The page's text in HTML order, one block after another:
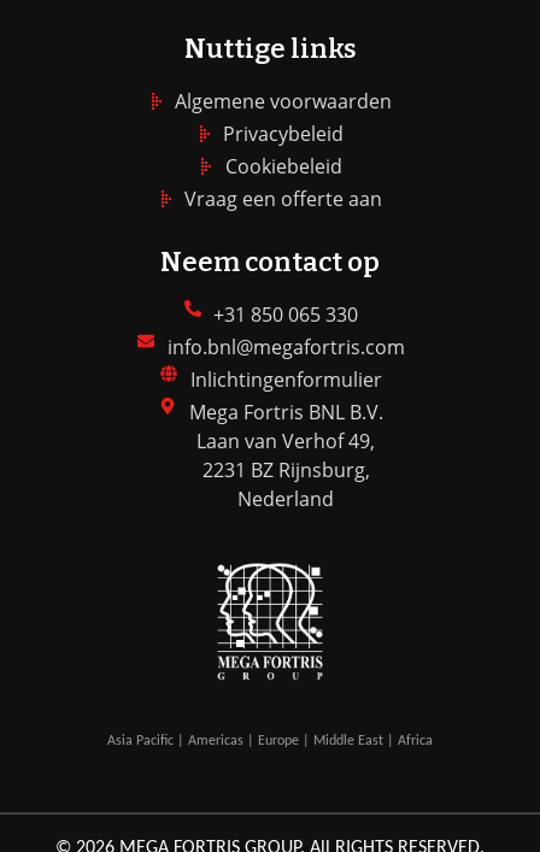
Nuttige links
Algemene voorwaarden
Privacybeleid
Cookiebeleid
Vraag een offerte aan
Neem contact op
+31 850 065 330
info.bnl@megafortris.com
Inlichtingenformulier
Mega Fortris BNL B.V.
Laan van Verhof 49,
2231 BZ Rijnsburg,
Nederland
Asia Pacific | Americas | Europe | Middle East | Africa